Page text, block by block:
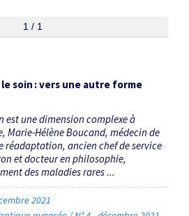
1 / 1
soin : vers une autre forme
est une dimension complexe à
Marie-Hélène Boucand, médecin de
réadaptation, ancien chef de service
et docteur en philosophie,
des maladies rares ...
2021